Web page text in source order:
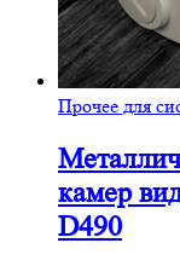
Прочее для
камер
D490